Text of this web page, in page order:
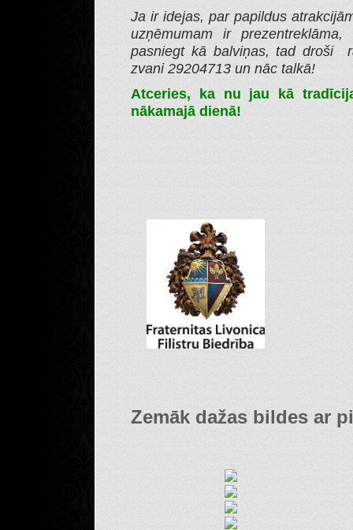
Ja ir idejas, par papildus
uzņēmumam ir
pasniegt kā balviņas, tad droši
zvani 29204713 un nāc talkā!
Atceries, ka nu jau kā
nākamajā dienā!
Zemāk dažas bildes ar